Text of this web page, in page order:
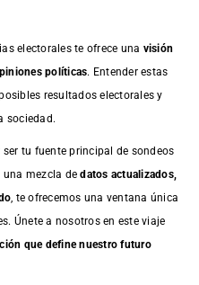
electorales te ofrece una visión
políticas. Entender estas
resultados electorales y
sociedad.
tu fuente principal de sondeos
una mezcla dedatos actualizados,
, te ofrecemos una ventana única
Únete a nosotros en este viaje
que define nuestro futuro